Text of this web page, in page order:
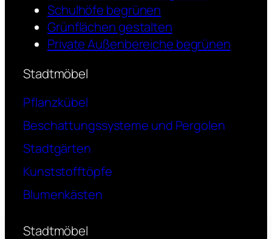
Schulhöfe begrünen
Grünflächen gestalten
Private Außenbereiche begrünen
Stadtmöbel
Pflanzkübel
Beschattungssysteme und Pergolen
Stadtgärten
Kunststofftöpfe
Blumenkästen
Stadtmöbel